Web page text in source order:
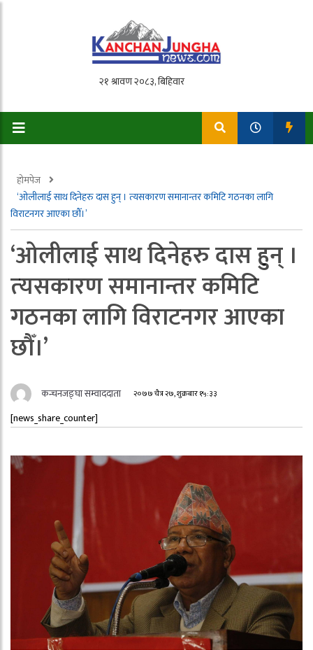
होमपेज
‘ओलीलाई साथ दिनेहरु दास हुन् । त्‍यसकारण समानान्तर कमिटि गठनका लागि
विराटनगर आएका छौँ।’
‘ओलीलाई साथ दिनेहरु दास हुन् ।
त्‍यसकारण समानान्तर कमिटि
गठनका लागि विराटनगर आएका
छौँ।’
कन्चनजङ्घा सम्वाददाता २०७७ चैत्र २७, शुक्रबार १५:३३
[news_share_counter]